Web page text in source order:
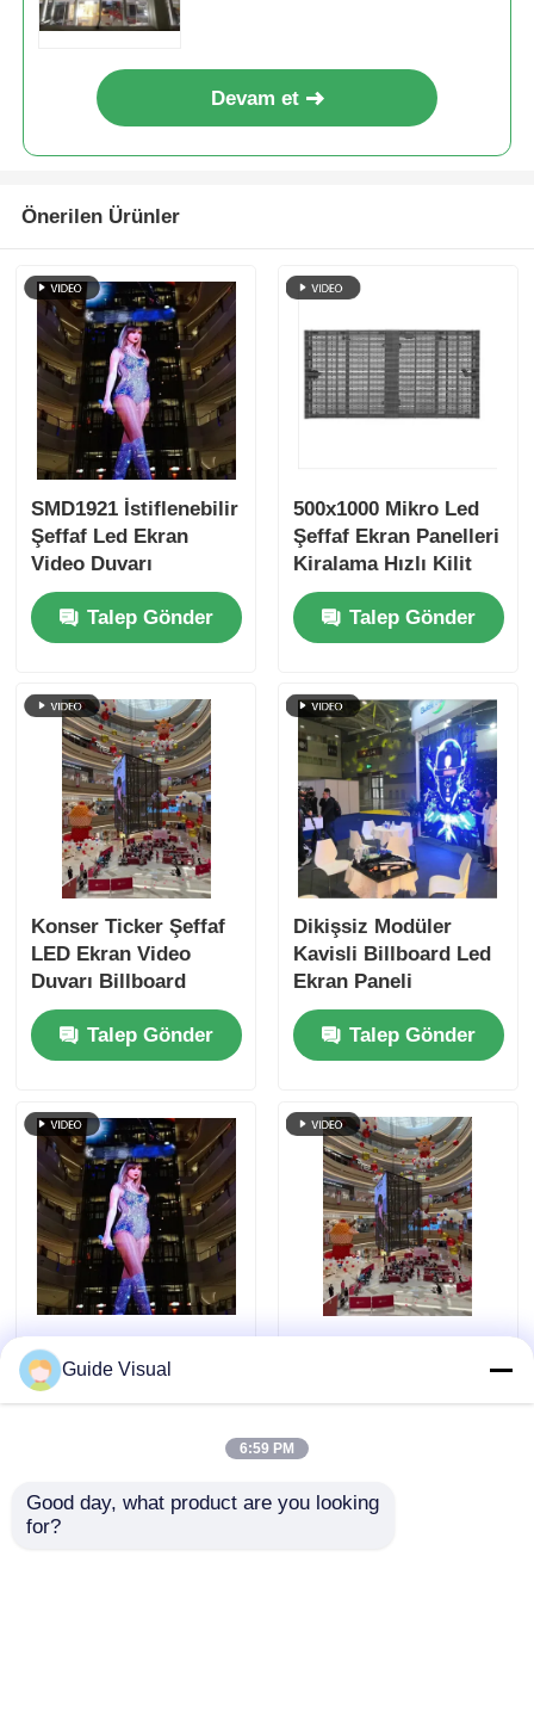
Devam et
Önerilen Ürünler
SMD1921 İstiflenebilir
Şeffaf Led Ekran
Video Duvarı
Perakende İçin
Talep Gönder
500x1000 Mikro Led
Şeffaf Ekran Panelleri
Kiralama Hızlı Kilit
Özel
Talep Gönder
Konser Ticker Şeffaf
LED Ekran Video
Duvarı Billboard
Kiralama
Talep Gönder
Dikişsiz Modüler
Kavisli Billboard Led
Ekran Paneli
NovaStar Sistemi
6000nitsTalep Gönder
60Hz Meanwell Mikro
Şeffaf Led Ekran
Etkinlikler İçin
240V SMD Mikro
Kartı Ekran Video
Guide Visual
6:59 PM
Good day, what product are you looking
for?